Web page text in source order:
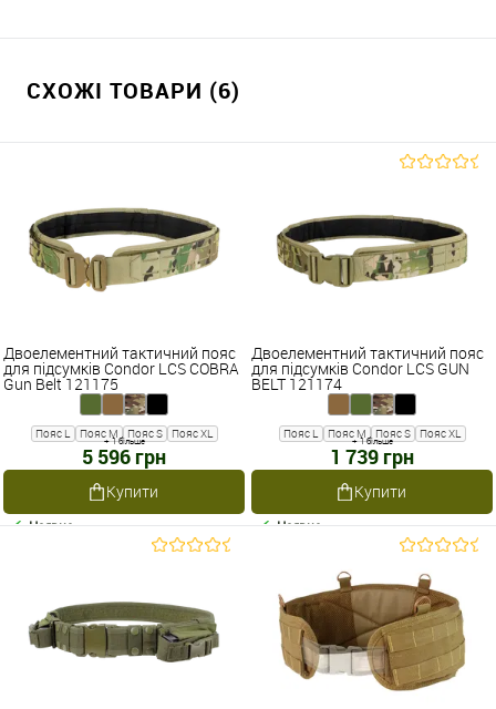
СХОЖІ ТОВАРИ (6)
Двоелементний тактичний пояс
для підсумків Condor LCS COBRA
Gun Belt 121175
Пояс L Пояс M Пояс S Пояс XL
+ 1 більше
5 596 грн
Купити
Наявне
Двоелементний тактичний пояс
для підсумків Condor LCS GUN
BELT 121174
Пояс L Пояс M Пояс S Пояс XL
+ 1 більше
1 739 грн
Купити
Наявне